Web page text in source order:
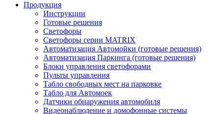
Продукция
Инструкции
Готовые решения
Светофоры
Светофоры серии MATRIX
Автоматизация Автомойки (готовые решения)
Автоматизация Паркинга (готовые решения)
Блоки управления светофорами
Пульты управления
Табло свободных мест на парковке
Табло для Автомоек
Датчики обнаружения автомобиля
Видеонаблюдение и домофонные системы